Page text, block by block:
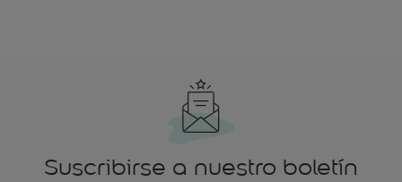
Suscribirse a nuestro boletín